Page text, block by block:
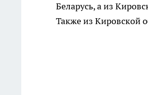
Беларусь, а из
Также из Кировской